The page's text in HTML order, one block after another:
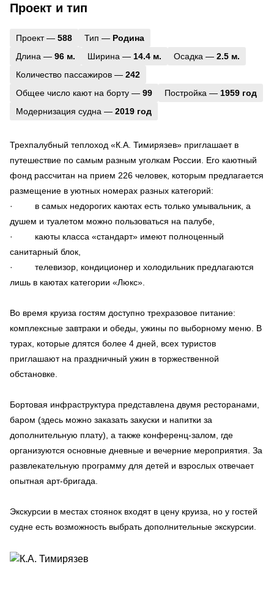
Проект и тип
Проект — 588 Тип — Родина
Длина — 96 м. Ширина — 14.4 м. Осадка — 2.5 м.
Количество пассажиров — 242
Общее число кают на борту — 99 Постройка — 1959 год
Модернизация судна — 2019 год
Трехпалубный теплоход «К.А. Тимирязев» приглашает в
путешествие по самым разным уголкам России. Его каютный
фонд рассчитан на прием 226 человек, которым предлагается
размещение в уютных номерах разных категорий:
· в самых недорогих каютах есть только умывальник, а
душем и туалетом можно пользоваться на палубе,
· каюты класса «стандарт» имеют полноценный
санитарный блок,
· телевизор, кондиционер и холодильник предлагаются
лишь в каютах категории «Люкс».
Во время круиза гостям доступно трехразовое питание:
комплексные завтраки и обеды, ужины по выборному меню. В
турах, которые длятся более 4 дней, всех туристов
приглашают на праздничный ужин в торжественной
обстановке.
Бортовая инфраструктура представлена двумя ресторанами,
баром (здесь можно заказать закуски и напитки за
дополнительную плату), а также конференц-залом, где
организуются основные дневные и вечерние мероприятия. За
развлекательную программу для детей и взрослых отвечает
опытная арт-бригада.
Экскурсии в местах стоянок входят в цену круиза, но у гостей
судне есть возможность выбрать дополнительные экскурсии.